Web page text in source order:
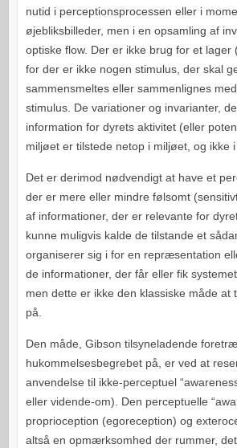
nutid i perceptionsprocessen eller i
øjebliksbilleder, men i en opsamling af
optiske flow. Der er ikke brug for et lager
for der er ikke nogen stimulus, der skal
sammensmeltes eller sammenlignes
stimulus. De variationer og invarianter,
information for dyrets aktivitet (eller
miljøet er tilstede netop i miljøet, og ikke
Det er derimod nødvendigt at have et
der er mere eller mindre følsomt
af informationer, der er relevante for
kunne muligvis kalde de tilstande et
organiserer sig i for en repræsentation
de informationer, der får eller fik
men dette er ikke den klassiske måde
på.
Den måde, Gibson tilsyneladende
hukommelsesbegrebet på, er ved at
anvendelse til ikke-perceptuel
eller vidende-om). Den perceptuelle
proprioception (egoreception) og
altså en opmærksomhed der rummer,